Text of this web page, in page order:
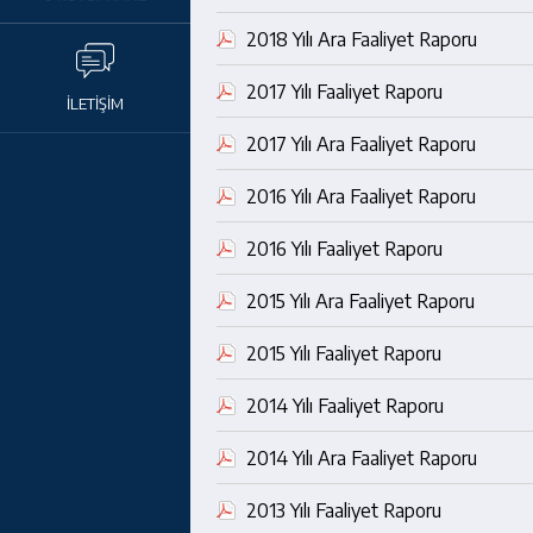
İLETİŞİM
2018 Yılı Ara Faaliyet Raporu
2017 Yılı Faaliyet Raporu
2017 Yılı Ara Faaliyet Raporu
2016 Yılı Ara Faaliyet Raporu
2016 Yılı Faaliyet Raporu
2015 Yılı Ara Faaliyet Raporu
2015 Yılı Faaliyet Raporu
2014 Yılı Faaliyet Raporu
2014 Yılı Ara Faaliyet Raporu
2013 Yılı Faaliyet Raporu